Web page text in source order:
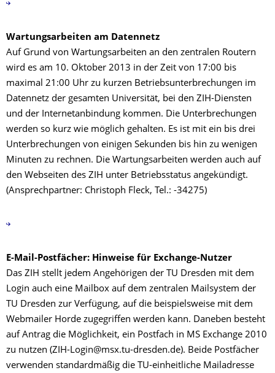
Wartungsarbeiten am Datennetz
Auf Grund von Wartungsarbeiten an den zentralen Routern
wird es am 10. Oktober 2013 in der Zeit von 17:00 bis
maximal 21:00 Uhr zu kurzen Betriebsunterbrechungen im
Datennetz der gesamten Universität, bei den ZIH-Diensten
und der Internetanbindung kommen. Die Unterbrechungen
werden so kurz wie möglich gehalten. Es ist mit ein bis drei
Unterbrechungen von einigen Sekunden bis hin zu wenigen
Minuten zu rechnen. Die Wartungsarbeiten werden auch auf
den Webseiten des ZIH unter Betriebsstatus angekündigt.
(Ansprechpartner: Christoph Fleck, Tel.: -34275)
E-Mail-Postfächer: Hinweise für Exchange-Nutzer
Das ZIH stellt jedem Angehörigen der TU Dresden mit dem
Login auch eine Mailbox auf dem zentralen Mailsystem der
TU Dresden zur Verfügung, auf die beispielsweise mit dem
Webmailer Horde zugegriffen werden kann. Daneben besteht
auf Antrag die Möglichkeit, ein Postfach in MS Exchange 2010
zu nutzen (ZIH-Login@msx.tu-dresden.de). Beide Postfächer
verwenden standardmäßig die TU-einheitliche Mailadresse